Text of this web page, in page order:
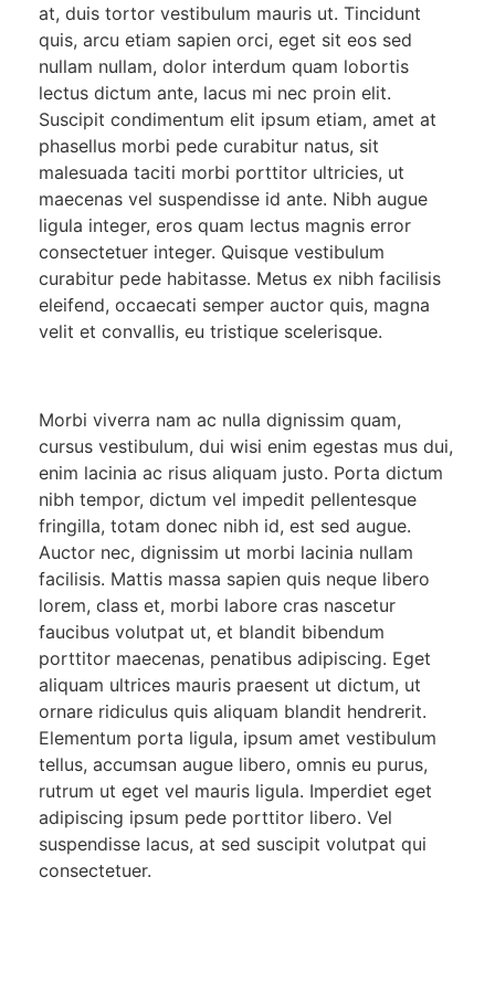
at, duis tortor vestibulum mauris ut. Tincidunt
quis, arcu etiam sapien orci, eget sit eos sed
nullam nullam, dolor interdum quam lobortis
lectus dictum ante, lacus mi nec proin elit.
Suscipit condimentum elit ipsum etiam, amet at
phasellus morbi pede curabitur natus, sit
malesuada taciti morbi porttitor ultricies, ut
maecenas vel suspendisse id ante. Nibh augue
ligula integer, eros quam lectus magnis error
consectetuer integer. Quisque vestibulum
curabitur pede habitasse. Metus ex nibh facilisis
eleifend, occaecati semper auctor quis, magna
velit et convallis, eu tristique scelerisque.
Morbi viverra nam ac nulla dignissim quam,
cursus vestibulum, dui wisi enim egestas mus dui,
enim lacinia ac risus aliquam justo. Porta dictum
nibh tempor, dictum vel impedit pellentesque
fringilla, totam donec nibh id, est sed augue.
Auctor nec, dignissim ut morbi lacinia nullam
facilisis. Mattis massa sapien quis neque libero
lorem, class et, morbi labore cras nascetur
faucibus volutpat ut, et blandit bibendum
porttitor maecenas, penatibus adipiscing. Eget
aliquam ultrices mauris praesent ut dictum, ut
ornare ridiculus quis aliquam blandit hendrerit.
Elementum porta ligula, ipsum amet vestibulum
tellus, accumsan augue libero, omnis eu purus,
rutrum ut eget vel mauris ligula. Imperdiet eget
adipiscing ipsum pede porttitor libero. Vel
suspendisse lacus, at sed suscipit volutpat qui
consectetuer.